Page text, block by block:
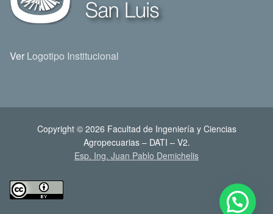
Ver Logotipo Institucional
Copyright © 2026 Facultad de Ingeniería y Ciencias
Agropecuarias – DATI – V2.
Esp. Ing. Juan Pablo Demichelis